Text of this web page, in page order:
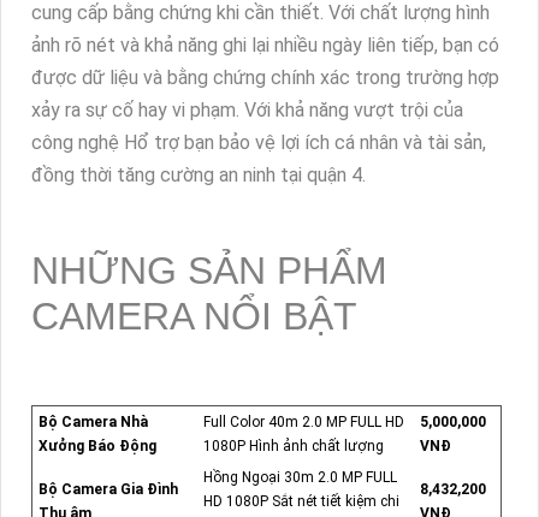
cung cấp bằng chứng khi cần thiết. Với chất lượng hình
ảnh rõ nét và khả năng ghi lại nhiều ngày liên tiếp, bạn có
được dữ liệu và bằng chứng chính xác trong trường hợp
xảy ra sự cố hay vi phạm. Với khả năng vượt trội của
công nghệ Hổ trợ bạn bảo vệ lợi ích cá nhân và tài sản,
đồng thời tăng cường an ninh tại quận 4.
NHỮNG SẢN PHẨM
CAMERA NỔI BẬT
Bộ Camera Nhà
Xưởng Báo Động
Full Color 40m 2.0 MP FULL HD
1080P Hình ảnh chất lượng
5,000,000
VNĐ
Bộ Camera Gia Đình
Hồng Ngoại 30m 2.0 MP FULL
HD 1080P Sắt nét tiết kiệm chi
8,432,200